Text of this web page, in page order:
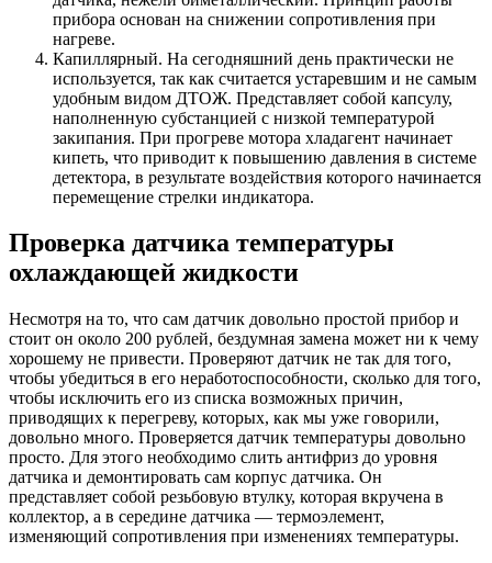
прибора основан на снижении сопротивления при
нагреве.
Капиллярный. На сегодняшний день практически не
используется, так как считается устаревшим и не самым
удобным видом ДТОЖ. Представляет собой капсулу,
наполненную субстанцией с низкой температурой
закипания. При прогреве мотора хладагент начинает
кипеть, что приводит к повышению давления в системе
детектора, в результате воздействия которого начинается
перемещение стрелки индикатора.
Проверка датчика температуры
охлаждающей жидкости
Несмотря на то, что сам датчик довольно простой прибор и
стоит он около 200 рублей, бездумная замена может ни к чему
хорошему не привести. Проверяют датчик не так для того,
чтобы убедиться в его неработоспособности, сколько для того,
чтобы исключить его из списка возможных причин,
приводящих к перегреву, которых, как мы уже говорили,
довольно много. Проверяется датчик температуры довольно
просто. Для этого необходимо слить антифриз до уровня
датчика и демонтировать сам корпус датчика. Он
представляет собой резьбовую втулку, которая вкручена в
коллектор, а в середине датчика — термоэлемент,
изменяющий сопротивления при изменениях температуры.